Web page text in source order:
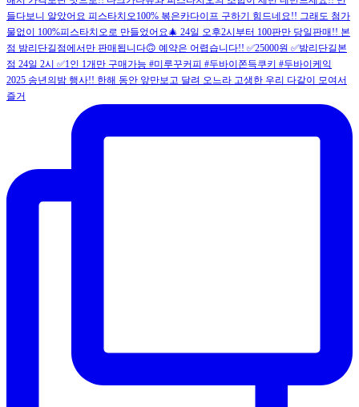
2025 송년의밤 행사!! 한해 동안 앞만보고 달려 오느라 고생한 우리 다같이 모여서
즐거